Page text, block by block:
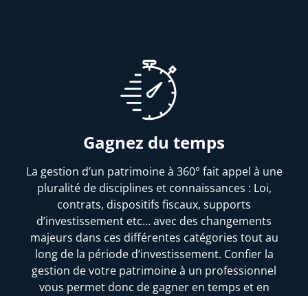
Gagnez du temps
La gestion d’un patrimoine à 360° fait appel à une
pluralité de disciplines et connaissances : Loi,
contrats, dispositifs fiscaux, supports
d’investissement etc… avec des changements
majeurs dans ces différentes catégories tout au
long de la période d’investissement. Confier la
gestion de votre patrimoine à un professionnel
vous permet donc de gagner en temps et en